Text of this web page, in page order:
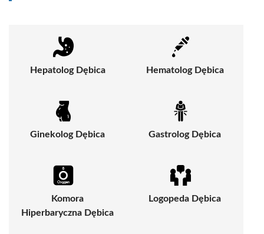
Hepatolog Dębica Hematolog Dębica
Ginekolog Dębica Gastrolog Dębica
Komora
Hiperbaryczna Dębica
Logopeda Dębica